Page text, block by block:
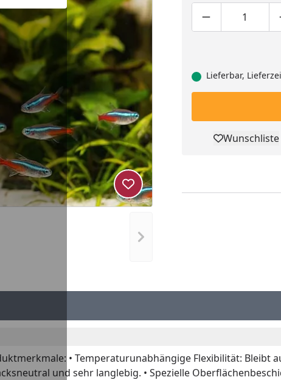
Nächstes Bild anzeigen
Produkt zur Wunschliste
Produktmenge
Lieferbar,
Wunschliste
• Temperaturunabhängige Flexibilität: Bleibt
und sehr langlebig. • Spezielle